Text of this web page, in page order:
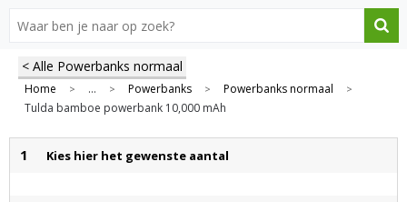
< Alle Powerbanks normaal
Home > ... > Powerbanks > Powerbanks normaal >
Tulda bamboe powerbank 10,000 mAh
1 Kies hier het gewenste aantal